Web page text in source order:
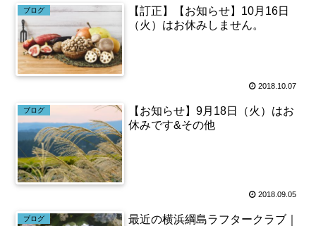
ブログ
【訂正】【お知らせ】10月16日
（火）はお休みしません。
2018.10.07
ブログ
【お知らせ】9月18日（火）はお
休みです&その他
2018.09.05
ブログ
最近の横浜綱島ラフタークラブ｜